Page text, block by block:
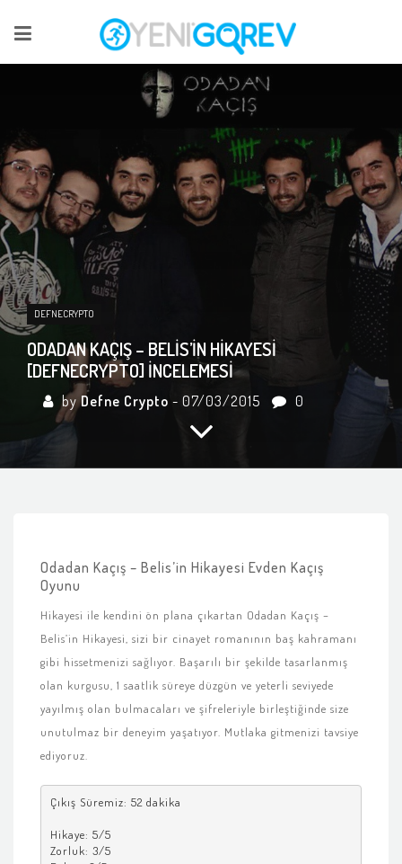
DEFNECRYPTO
ODADAN KAÇIŞ – BELIS’IN HIKAYESI
[DEFNECRYPTO] İNCELEMESI
byDefne Crypto - 07/03/2015 0
Odadan Kaçış – Belis’in Hikayesi Evden Kaçış
Oyunu
Hikayesi ile kendini ön plana çıkartan Odadan Kaçış –
Belis’in Hikayesi, sizi bir cinayet romanının baş kahramanı
gibi hissetmenizi sağlıyor. Başarılı bir şekilde tasarlanmış
olan kurgusu, 1 saatlik süreye düzgün ve yeterli seviyede
yayılmış olan bulmacaları ve şifreleriyle birleştiğinde size
unutulmaz bir deneyim yaşatıyor. Mutlaka gitmenizi tavsiye
ediyoruz.
Çıkış Süremiz: 52 dakika
Hikaye: 5/5
Zorluk: 3/5